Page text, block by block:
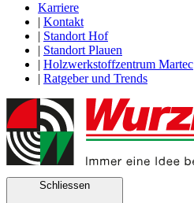
Karriere
| Kontakt
| Standort Hof
| Standort Plauen
| Holzwerkstoffzentrum Martec
| Ratgeber und Trends
Schliessen